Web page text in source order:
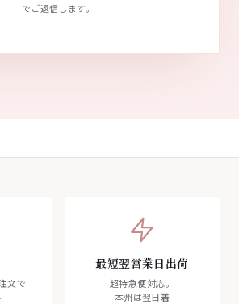
でご返信します。
文で
最短翌営業日出荷
超特急便対応。
本州は翌日着